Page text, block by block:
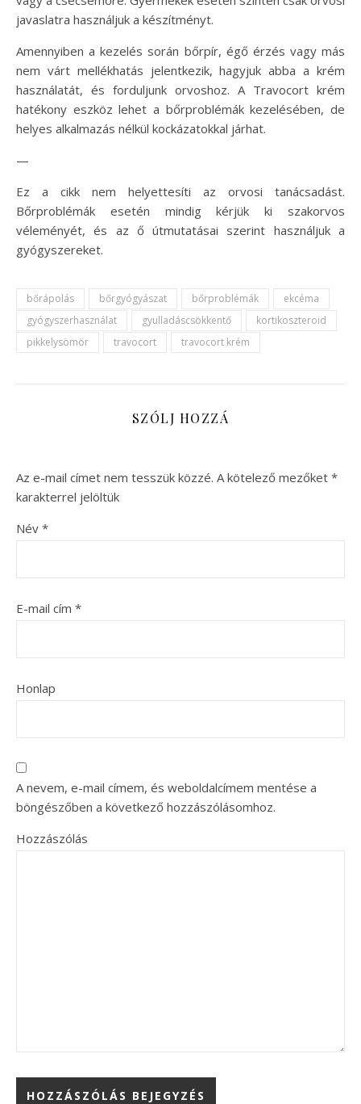
javaslatra használjuk a készítményt.
Amennyiben a kezelés során bőrpír, égő érzés vagy más
nem várt mellékhatás jelentkezik, hagyjuk abba a krém
használatát, és forduljunk orvoshoz. A Travocort krém
hatékony eszköz lehet a bőrproblémák kezelésében, de
helyes alkalmazás nélkül kockázatokkal járhat.
—
Ez a cikk nem helyettesíti az orvosi tanácsadást.
Bőrproblémák esetén mindig kérjük ki szakorvos
véleményét, és az ő útmutatásai szerint használjuk a
gyógyszereket.
bőrápolás bőrgyógyászat bőrproblémák
ekcéma
gyógyszerhasználat
gyulladáscsökkentő
kortikoszteroid
pikkelysömör
travocort travocort krém
SZÓLJ HOZZÁ
Az e-mail címet nem tesszük közzé. A kötelező mezőket *
karakterrel jelöltük
Név *
E-mail cím *
Honlap
A nevem, e-mail címem, és weboldalcímem mentése a
böngészőben a következő hozzászólásomhoz.
Hozzászólás